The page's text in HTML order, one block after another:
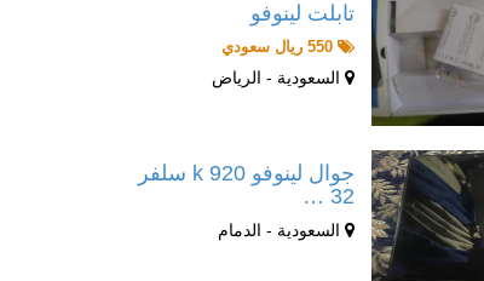
تابلت لينوفو
550 ريال سعودي
السعودية - الرياض
جوال لينوفو k 920 سلفر
32 …
السعودية - الدمام